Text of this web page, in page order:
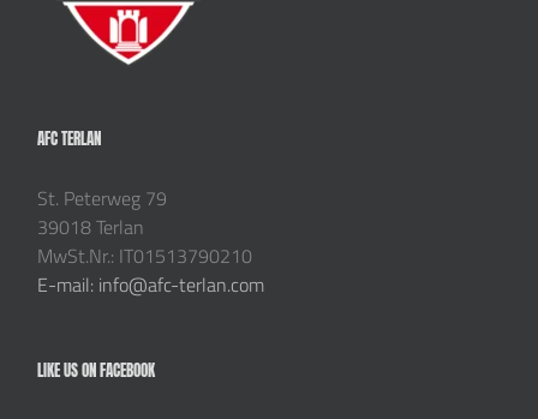
AFC TERLAN
St. Peterweg 79
39018 Terlan
MwSt.Nr.: IT01513790210
E-mail: info@afc-terlan.com
LIKE US ON FACEBOOK